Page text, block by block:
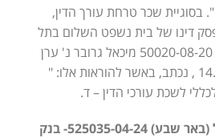
בסוגיית שכר טרחת עורך הדין,
דינו של בית נשפט השלום בתל
אביב רערצ (ת"א) 50020-08-20 מיכאל גרובר נ' ערן
רובין, מיום 14.12.20 , נכתב, באשר להוראות אלו: "
תקנות ההוצאה לפועל (באר שבע) 525035-04-24- בנק